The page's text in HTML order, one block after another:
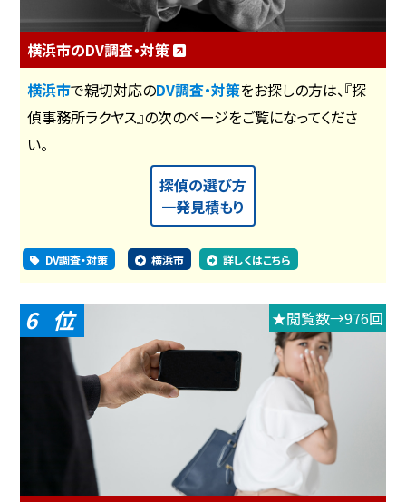
横浜市のDV調査・対策
横浜市で親切対応のDV調査・対策をお探しの方は、『探
偵事務所ラクヤス』の次のページをご覧になってくださ
い。
探偵の選び方
一発見積もり
DV調査・対策 横浜市 詳しくはこちら
6 ★閲覧数→976回